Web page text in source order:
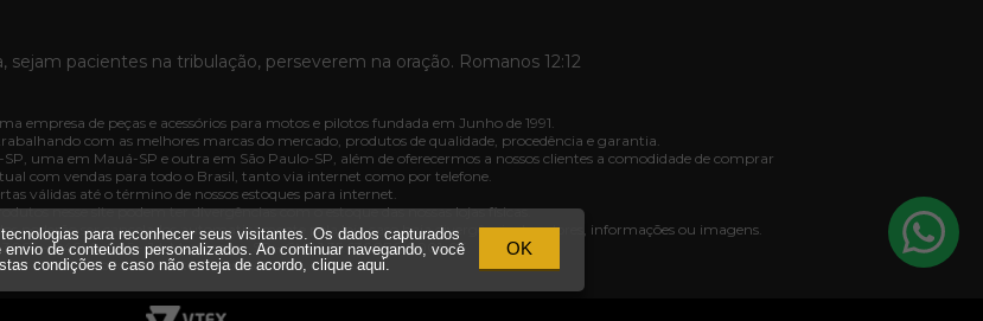
sejam pacientes na tribulação, perseverem na oração. Romanos 12:12
empresa de peças e acessórios para motos e pilotos fundada em Junho de 1991.
com as melhores marcas do mercado, produtos de qualidade, procedência e garantia.
uma em Mauá-SP e outra em São Paulo-SP, além de oferecermos a nossos clientes a comodidade de comprar
com vendas para todo o Brasil, tanto via internet como por telefone.
válidas até o término de nossos estoques para internet.
nesse site podem ter divergências com o estoque das nossas lojas físicas.
poderão ser cancelados automaticamente pela loja caso haja divergência de valores, informações ou imagens.
- 04660-005 - Jd. Marajoara - SP - CNPJ 35.636.876/0001-03.
Todos os direitos reservados.
para reconhecer seus visitantes. Os dados capturados
de conteúdos personalizados. Ao continuar navegando, você
condições e caso não esteja de acordo, clique aqui.
OK